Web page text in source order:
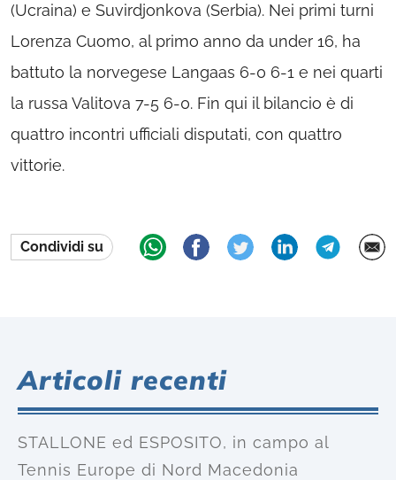
(Ucraina) e Suvirdjonkova (Serbia). Nei primi turni
Lorenza Cuomo, al primo anno da under 16, ha
battuto la norvegese Langaas 6-0 6-1 e nei quarti
la russa Valitova 7-5 6-0. Fin qui il bilancio è di
quattro incontri ufficiali disputati, con quattro
vittorie.
Condividi su
Articoli recenti
STALLONE ed ESPOSITO, in campo al
Tennis Europe di Nord Macedonia